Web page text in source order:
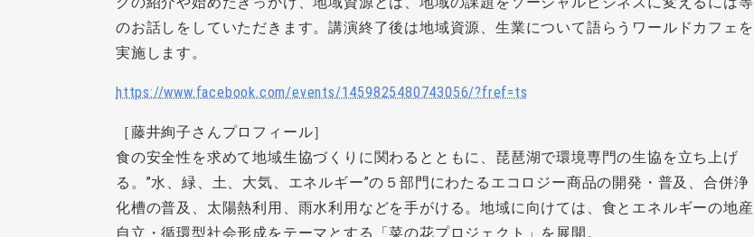
のお話しをしていただきます。講演終了後は地域資源、生業について語らうワールドカフェを
実施します。
https://www.facebook.com/events/1459825480743056/?fref=ts
［藤井絢子さんプロフィール］
食の安全性を求めて地域生協づくりに関わるとともに、琵琶湖で環境専門の生協を立ち上げ
る。”水、緑、土、大気、エネルギー”の５部門にわたるエコロジー商品の開発・普及、合併浄
化槽の普及、太陽熱利用、雨水利用などを手がける。地域に向けては、食とエネルギーの地産
自立・循環型社会形成をテーマとする「菜の花プロジェクト」を展開。